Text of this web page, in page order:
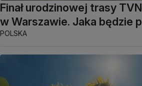
Finał urodzinowej trasy
w Warszawie. Jaka będzie
POLSKA